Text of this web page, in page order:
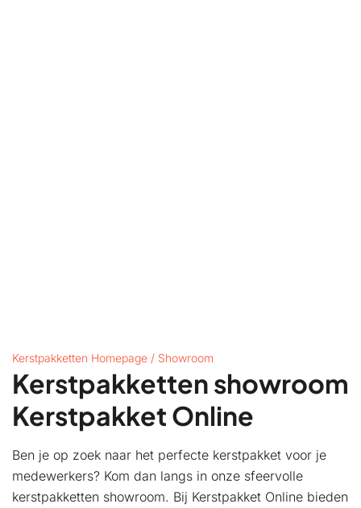
Kerstpakketten Homepage / Showroom
Kerstpakketten showroom
Kerstpakket Online
Ben je op zoek naar het perfecte kerstpakket voor je
medewerkers? Kom dan langs in onze sfeervolle
kerstpakketten showroom. Bij Kerstpakket Online bieden